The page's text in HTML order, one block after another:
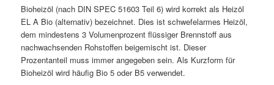
Bioheizöl (nach DIN SPEC 51603 Teil 6) wird korrekt als Heizöl
EL A Bio (alternativ) bezeichnet. Dies ist schwefelarmes Heizöl,
dem mindestens 3 Volumenprozent flüssiger Brennstoff aus
nachwachsenden Rohstoffen beigemischt ist. Dieser
Prozentanteil muss immer angegeben sein. Als Kurzform für
Bioheizöl wird häufig Bio 5 oder B5 verwendet.